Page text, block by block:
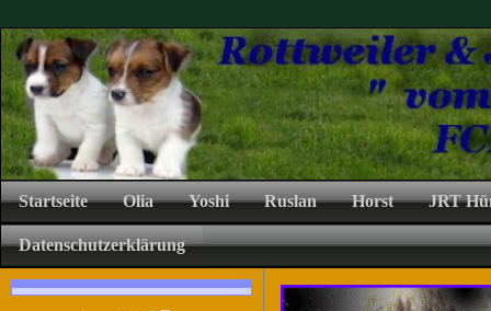
Startseite Olia Yoshi Ruslan Horst JRT
Datenschutzerklärung